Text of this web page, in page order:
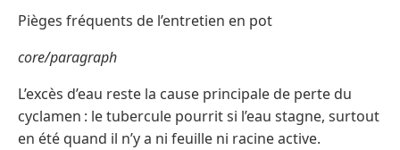
Pièges fréquents de l’entretien en pot
core/paragraph
L’excès d’eau reste la cause principale de perte du
cyclamen : le tubercule pourrit si l’eau stagne, surtout
en été quand il n’y a ni feuille ni racine active.